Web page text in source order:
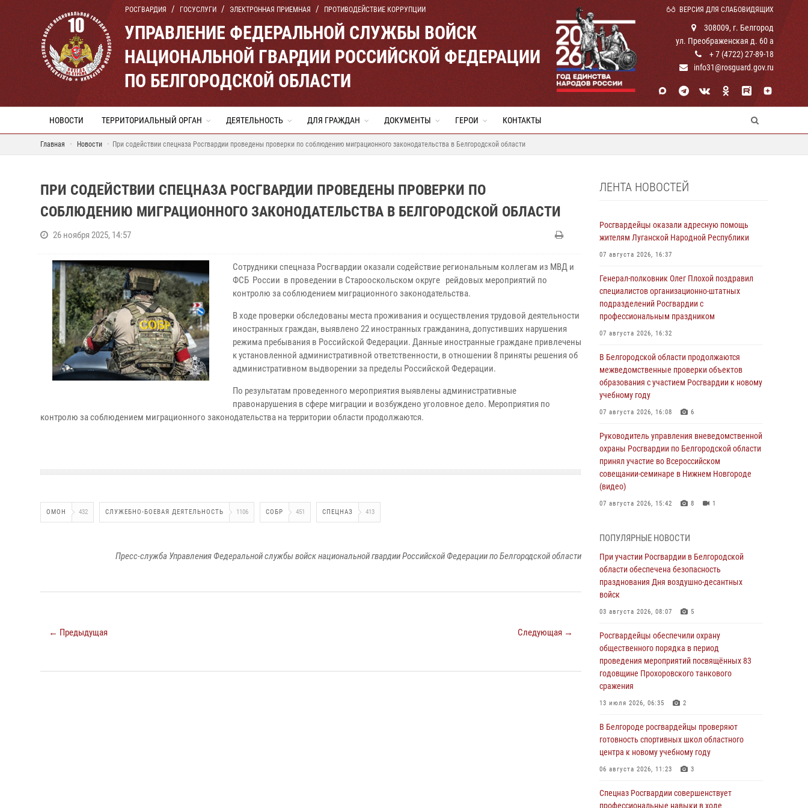
РОСГВАРДИЯ ГОСУСЛУГИ ЭЛЕКТРОННАЯ ПРИЕМНАЯ ПРОТИВОДЕЙСТВИЕ КОРРУПЦИИ ВЕРСИЯ ДЛЯ СЛАБОВИДЯЩИХ
УПРАВЛЕНИЕ ФЕДЕРАЛЬНОЙ СЛУЖБЫ ВОЙСК
НАЦИОНАЛЬНОЙ ГВАРДИИ РОССИЙСКОЙ ФЕДЕРАЦИИ
ПО БЕЛГОРОДСКОЙ ОБЛАСТИ
308009, г. Белгород
ул. Преображенская д. 60 а
+ 7 (4722) 27-89-18
info31@rosguard.gov.ru
НОВОСТИ ТЕРРИТОРИАЛЬНЫЙ ОРГАН ДЕЯТЕЛЬНОСТЬ ДЛЯ ГРАЖДАН ДОКУМЕНТЫ ГЕРОИ КОНТАКТЫ
Главная Новости При содействии спецназа Росгвардии проведены проверки по соблюдению миграционного законодательства в Белгородской области
ПРИ СОДЕЙСТВИИ СПЕЦНАЗА РОСГВАРДИИ ПРОВЕДЕНЫ ПРОВЕРКИ ПО
СОБЛЮДЕНИЮ МИГРАЦИОННОГО ЗАКОНОДАТЕЛЬСТВА В БЕЛГОРОДСКОЙ ОБЛАСТИ
26 ноября 2025, 14:57
Сотрудники спецназа Росгвардии оказали содействие региональным коллегам из МВД и
ФСБ России в проведении в Старооскольском округе рейдовых мероприятий по
контролю за соблюдением миграционного законодательства.
В ходе проверки обследованы места проживания и осуществления трудовой деятельности
иностранных граждан, выявлено 22 иностранных гражданина, допустивших нарушения
режима пребывания в Российской Федерации. Данные иностранные граждане привлечены
к установленной административной ответственности, в отношении 8 приняты решения об
административном выдворении за пределы Российской Федерации.
По результатам проведенного мероприятия выявлены административные
правонарушения в сфере миграции и возбуждено уголовное дело. Мероприятия по
контролю за соблюдением миграционного законодательства на территории области продолжаются.
ОМОН 432 СЛУЖЕБНО-БОЕВАЯ ДЕЯТЕЛЬНОСТЬ 1106 СОБР 451 СПЕЦНАЗ 413
Пресс-служба Управления Федеральной службы войск национальной гвардии Российской Федерации по Белгородской области
← Предыдущая Следующая →
ЛЕНТА НОВОСТЕЙ
Росгвардейцы оказали адресную помощь
жителям Луганской Народной Республики
07 августа 2026, 16:37
Генерал-полковник Олег Плохой поздравил
специалистов организационно-штатных
подразделений Росгвардии с
профессиональным праздником
07 августа 2026, 16:32
В Белгородской области продолжаются
межведомственные проверки объектов
образования с участием Росгвардии к новому
учебному году
07 августа 2026, 16:08 6
Руководитель управления вневедомственной
охраны Росгвардии по Белгородской области
принял участие во Всероссийском
совещании-семинаре в Нижнем Новгороде
(видео)
07 августа 2026, 15:42 8 1
пресекли условное проникновение в детский
лагерь «Солнышко»
07 августа 2026, 07:39 1
Белгородским радиослушателям рассказали
о роли физической культуры в жизни
07 августа 2026, 06:19
Подвиги героев‑росгвардейцев увековечили
в новой музейной экспозиции белгородского
музея‑диорамы «Курская битва.
Белгородское направление»
В Белгороде росгвардейцы проверяют
готовность спортивных школ областного
центра к новому учебному году
Росгвардия обеспечила общественную
ПОПУЛЯРНЫЕ НОВОСТИ
При участии Росгвардии в Белгородской
области обеспечена безопасность
празднования Дня воздушно-десантных
войск
03 августа 2026, 08:07 5
Росгвардейцы обеспечили охрану
общественного порядка в период
проведения мероприятий посвящённых 83
годовщине Прохоровского танкового
сражения
13 июля 2026, 06:35 2
В Белгороде росгвардейцы проверяют
готовность спортивных школ областного
центра к новому учебному году
06 августа 2026, 11:23 3
Спецназ Росгвардии совершенствует
профессиональные навыки в ходе